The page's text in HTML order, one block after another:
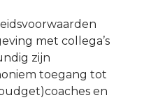
met collega’s
zijn
toegang tot
en